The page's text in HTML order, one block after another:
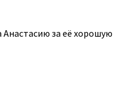
за её хорошую